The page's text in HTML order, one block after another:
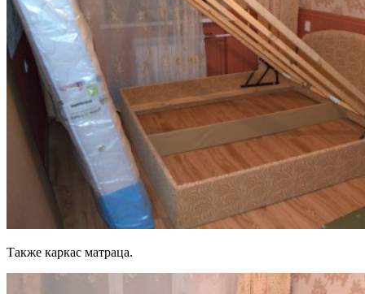
Также каркас матраца.